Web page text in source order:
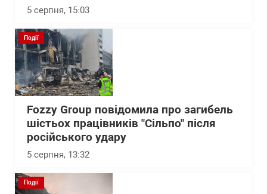
5 серпня, 15:03
Події
Fozzy Group повідомила про загибель
шістьох працівників "Сільпо" після
російського удару
5 серпня, 13:32
Події